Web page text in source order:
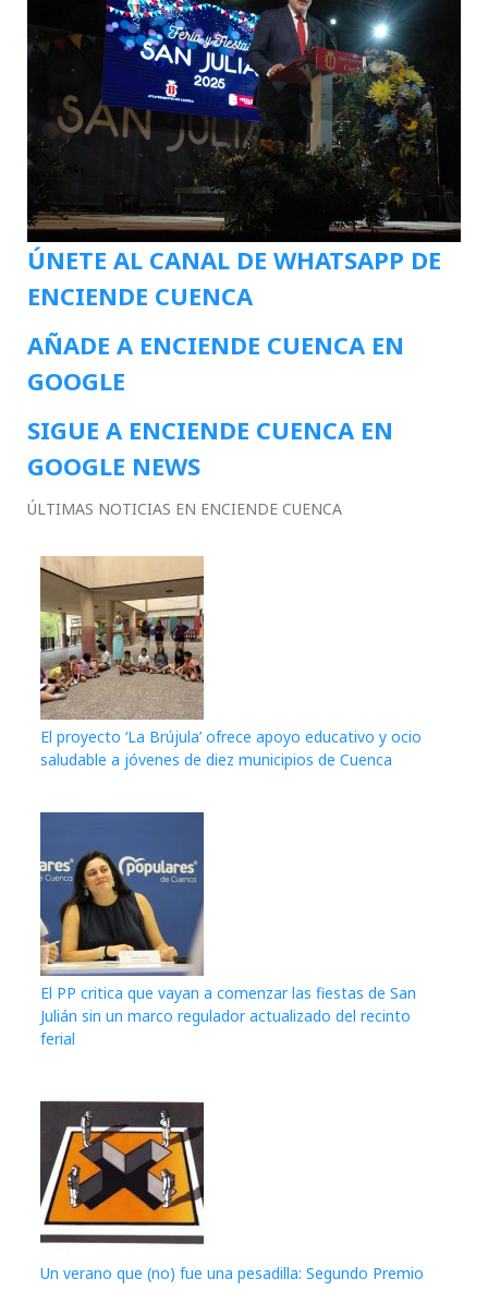
ÚNETE AL CANAL DE WHATSAPP DE
ENCIENDE CUENCA
AÑADE A ENCIENDE CUENCA EN
GOOGLE
SIGUE A ENCIENDE CUENCA EN
GOOGLE NEWS
ÚLTIMAS NOTICIAS EN ENCIENDE CUENCA
El proyecto ‘La Brújula’ ofrece apoyo educativo y ocio
saludable a jóvenes de diez municipios de Cuenca
El PP critica que vayan a comenzar las fiestas de San
Julián sin un marco regulador actualizado del recinto
ferial
Un verano que (no) fue una pesadilla: Segundo Premio